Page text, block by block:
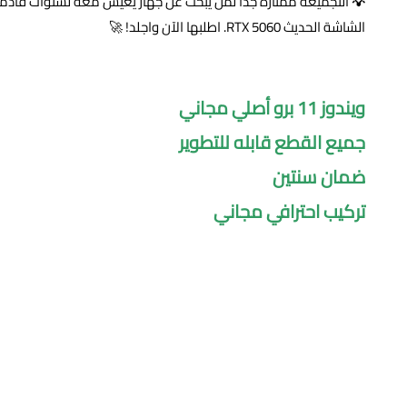
الشاشة الحديث RTX 5060. اطلبها الآن واجلد! 🚀
ويندوز 11 برو أصلي مجاني
جميع القطع قابله للتطوير
ضمان سنتين
تركيب احترافي مجاني